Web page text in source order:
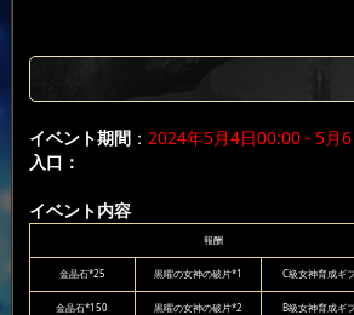
イベント期間： 2024年5月4日00:00 - 5月
入口：
イベント内容
報酬
金晶石*25 黒曜の女神の破片*1 C級女神育成ギ
金晶石*150 黒曜の女神の破片*2 B級女神育成ギ